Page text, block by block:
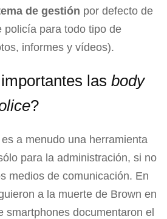
de gestión por defecto de
policía para todo tipo de
informes y vídeos).
las body
?
a menudo una herramienta
para la administración, si no
medios de comunicación. En
a la muerte de Brown en
smartphones documentaron el